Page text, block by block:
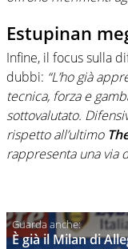
Estupinan
Infine, il focus sulla
dubbi: “L’ho già
tecnica, forza e
sottovalutato.
rispetto all’ultimo
rappresenta una via
È già il Milan di